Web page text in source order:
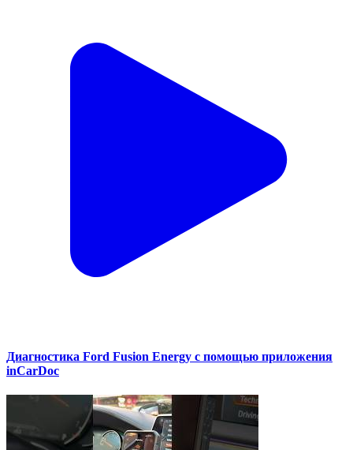
Диагностика Ford Fusion Energy с помощью приложения
inCarDoc